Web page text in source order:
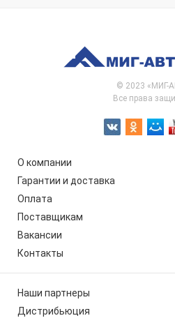
© 2023 «МИГ-
Все права
О компании
Гарантии и доставка
Оплата
Поставщикам
Вакансии
Контакты
Наши партнеры
Дистрибьюция